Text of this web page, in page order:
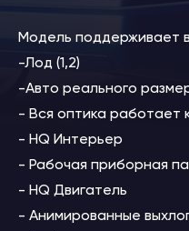
Модель поддерживает
-Лод (1,2)
-Авто реального
- Вся оптика работает
- HQ Интерьер
- Рабочая приборная
- HQ Двигатель
- Анимированные